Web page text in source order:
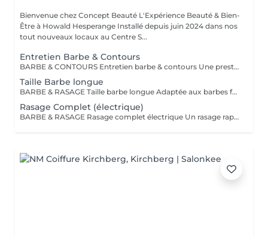
Bienvenue chez Concept Beauté L'Expérience Beauté & Bien-
Être à Howald Hesperange Installé depuis juin 2024 dans nos
tout nouveaux locaux au Centre S...
Entretien Barbe & Contours
BARBE & CONTOURS Entretien barbe & contours Une prestation idéale pour entretenir votre barbe et lui donner une forme nette et soignée. Cyril redéfinit les contours avec précision et travaille la longueur pour un résultat harmonieux. Finition aux ciseaux et à la tondeuse. Bienvenue dans notre espace Barber avec Cyril, notre expert barbier Nous accueillons notre clientèle masculine dans un espace Barber élégant et moderne, où Cyril, notre barbier, met son expertise au service de votre style. Que ce soit pour une coupe de cheveux impeccable ou un soin de barbe sur mesure, chaque prestation est réalisée avec précision et savoir-faire, dans une ambiance conviviale et raffinée.
Taille Barbe longue
BARBE & RASAGE Taille barbe longue Adaptée aux barbes fournies et longues, cette prestation permet d'équilibrer les volumes et de structurer votre barbe tout en respectant votre style. La coupe est réalisée aux ciseaux et à la tondeuse, avec des soins spécifiques pour nourrir et discipliner le poil. Bienvenue dans notre espace Barber avec Cyril, notre expert barbier Nous accueillons notre clientèle masculine dans un espace Barber élégant et moderne, où Cyril, notre barbier, met son expertise au service de votre style. Que ce soit pour une coupe de cheveux impeccable ou un soin de barbe sur mesure, chaque prestation est réalisée avec précision et savoir-faire, dans une ambiance conviviale et raffinée.
Rasage Complet (électrique)
BARBE & RASAGE Rasage complet électrique Un rasage rapide et efficace réalisé à la tondeuse et à la shavette électrique, idéal pour un look soigné et sans irritation. Bienvenue dans notre espace Barber avec Cyril, notre expert barbier Nous accueillons notre clientèle masculine dans un espace Barber élégant et moderne, où Cyril, notre barbier, met son expertise au service de votre style. Que ce soit pour une coupe de cheveux impeccable ou un soin de barbe sur mesure, chaque prestation est réalisée avec précision et savoir-faire, dans une ambiance conviviale et raffinée.